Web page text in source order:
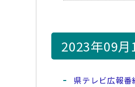
2023年09月
県テレビ広報